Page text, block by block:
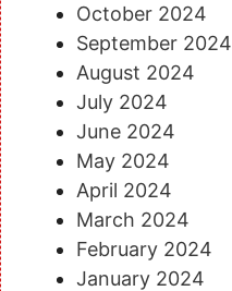
October 2024
September 2024
August 2024
July 2024
June 2024
May 2024
April 2024
March 2024
February 2024
January 2024